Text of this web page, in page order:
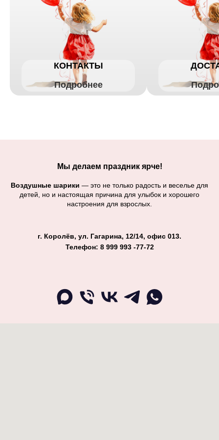
КОНТАКТЫ
Подробнее
Мы делаем праздник ярче!
Воздушные шарики — это не только радость и веселье для
детей, но и настоящая причина для улыбок и хорошего
настроения для взрослых.
г. Королёв, ул. Гагарина, 12/14, офис 013.
Телефон: 8 999 993 -77-72